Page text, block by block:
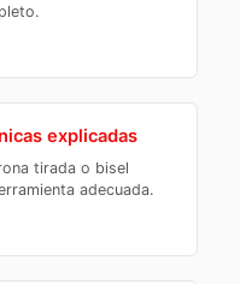
explicadas
tirada o bisel
adecuada.